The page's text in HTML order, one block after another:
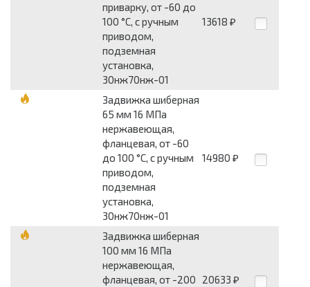
приварку, от -60 до
100 °С, с ручным
приводом,
подземная
установка,
30нж70нж-01
13618 ₽
Задвижка шиберная
65 мм 16 МПа
нержавеющая,
фланцевая, от -60
до 100 °С, с ручным
приводом,
подземная
установка,
30нж70нж-01
14980 ₽
Задвижка шиберная
100 мм 16 МПа
нержавеющая,
фланцевая, от -200
20633 ₽